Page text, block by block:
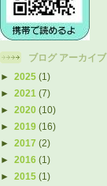
ブログ アーカイブ
► 2025 (1)
► 2021 (7)
► 2020 (10)
► 2019 (16)
► 2017 (2)
► 2016 (1)
► 2015 (1)